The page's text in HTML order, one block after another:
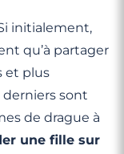
initialement,
qu’à partager
et plus
sont
de drague à
une fille sur